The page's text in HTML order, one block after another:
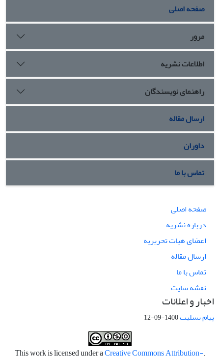
صفحه اصلی
مرور
اطلاعات نشریه
راهنمای نویسندگان
ارسال مقاله
داوران
تماس با ما
صفحه اصلی
درباره نشریه
اعضای هیات تحریریه
ارسال مقاله
تماس با ما
نقشه سایت
اخبار و اعلانات
پیام تسلیت1400-09-12
.This work is licensed under a
Creative Commons Attribution-